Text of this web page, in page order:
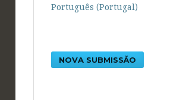
Português (Portugal)
NOVA SUBMISSÃO